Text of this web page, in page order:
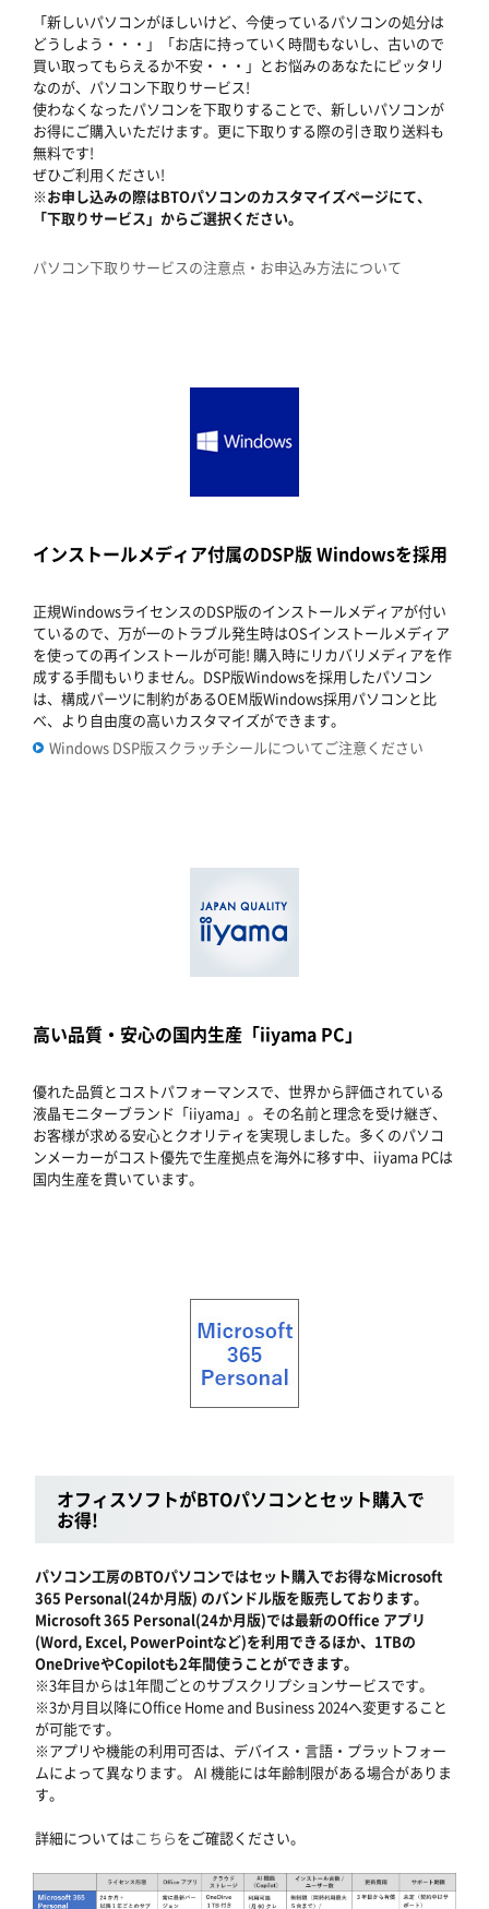
「新しいパソコンがほしいけど、今使っているパソコンの処分は
どうしよう・・・」「お店に持っていく時間もないし、古いので
買い取ってもらえるか不安・・・」とお悩みのあなたにピッタリ
なのが、パソコン下取りサービス!
使わなくなったパソコンを下取りすることで、新しいパソコンが
お得にご購入いただけます。更に下取りする際の引き取り送料も
無料です!
ぜひご利用ください!
※お申し込みの際はBTOパソコンのカスタマイズページにて、
「下取りサービス」からご選択ください。
パソコン下取りサービスの注意点・お申込み方法について
インストールメディア付属のDSP版 Windowsを採用
正規WindowsライセンスのDSP版のインストールメディアが付い
ているので、万が一のトラブル発生時はOSインストールメディア
を使っての再インストールが可能! 購入時にリカバリメディアを作
成する手間もいりません。DSP版Windowsを採用したパソコン
は、構成パーツに制約があるOEM版Windows採用パソコンと比
べ、より自由度の高いカスタマイズができます。
Windows DSP版スクラッチシールについてご注意ください
高い品質・安心の国内生産「iiyama PC」
優れた品質とコストパフォーマンスで、世界から評価されている
液晶モニターブランド「iiyama」。その名前と理念を受け継ぎ、
お客様が求める安心とクオリティを実現しました。多くのパソコ
ンメーカーがコスト優先で生産拠点を海外に移す中、iiyama PCは
国内生産を貫いています。
オフィスソフトがBTOパソコンとセット購入で
お得!
パソコン工房のBTOパソコンではセット購入でお得なMicrosoft
365 Personal(24か月版) のバンドル版を販売しております。
Microsoft 365 Personal(24か月版)では最新のOffice アプリ
(Word, Excel, PowerPointなど)を利用できるほか、1TBの
OneDriveやCopilotも2年間使うことができます。
※3年目からは1年間ごとのサブスクリプションサービスです。
※3か月目以降にOffice Home and Business 2024へ変更すること
が可能です。
※アプリや機能の利用可否は、デバイス・言語・プラットフォー
ムによって異なります。 AI 機能には年齢制限がある場合がありま
す。
詳細についてはこちらをご確認ください。